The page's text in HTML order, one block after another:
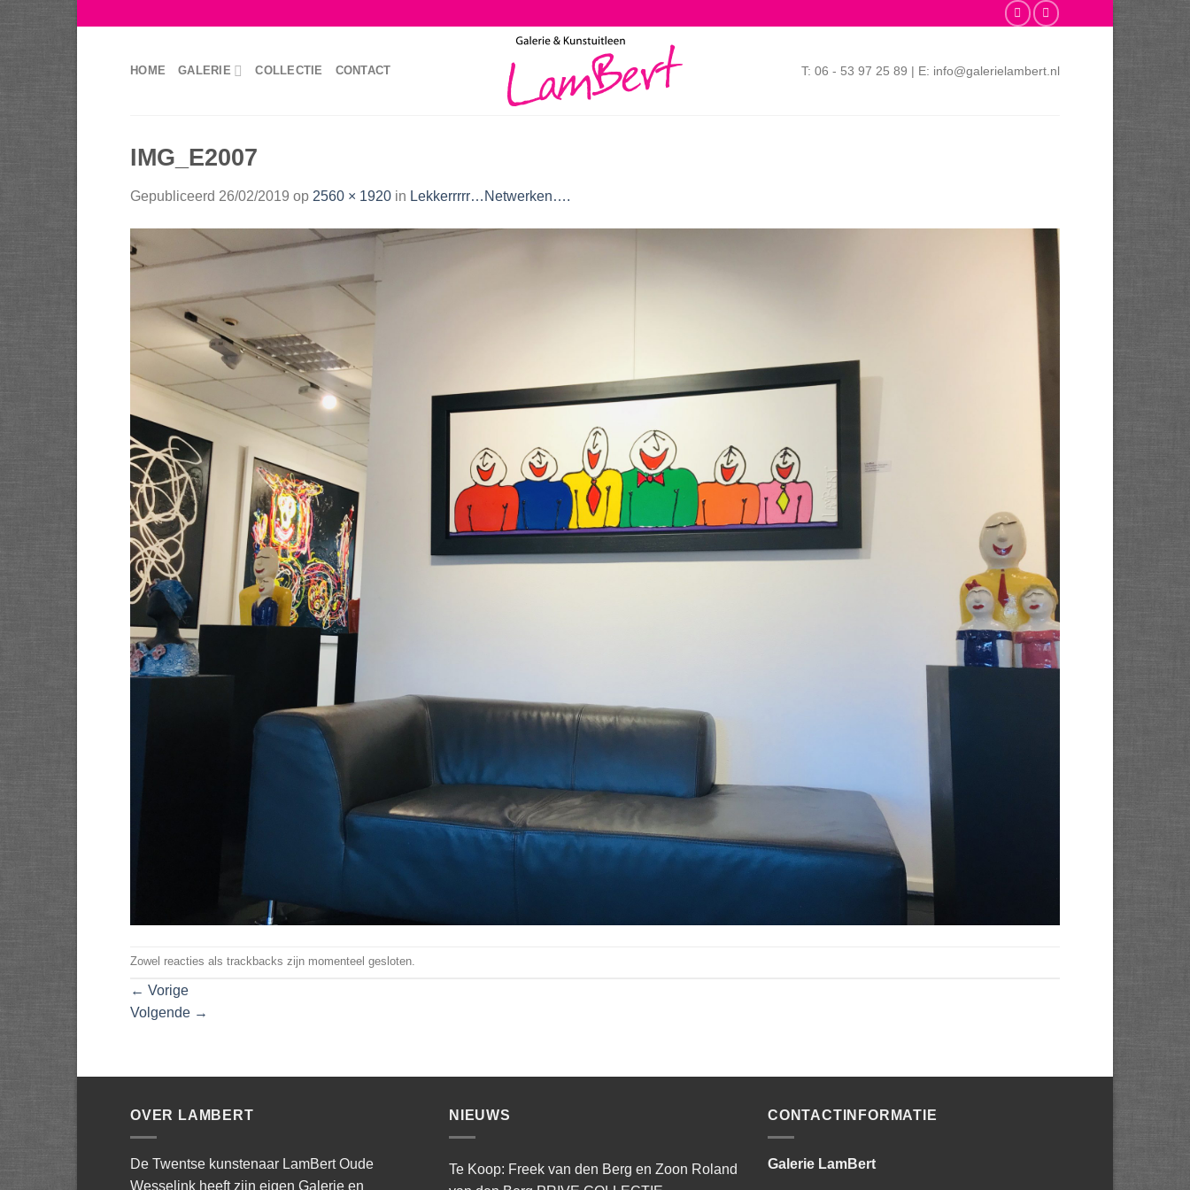
HOME GALERIE COLLECTIE CONTACT T: 06 - 53 97 25 89 | E: info@galerielambert.nl
IMG_E2007
Gepubliceerd 26/02/2019 op 2560 × 1920 in Lekkerrrrr…Netwerken….
Zowel reacties als trackbacks zijn momenteel gesloten.
← Vorige
Volgende →
OVER LAMBERT
De Twentse kunstenaar LamBert Oude
Wesselink heeft zijn eigen Galerie en
NIEUWS
Te Koop: Freek van den Berg en Zoon Roland
CONTACTINFORMATIE
Galerie LamBert